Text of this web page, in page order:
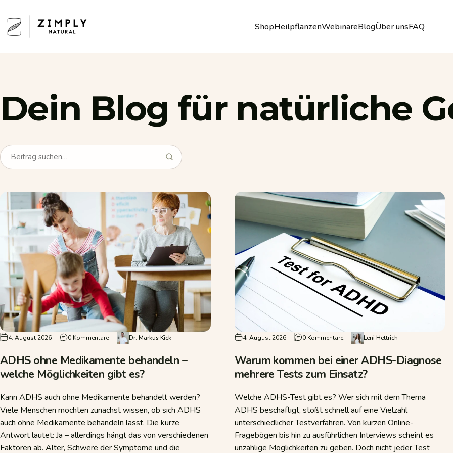
Zimply Natural ShopHeilpflanzenWebinareBlogÜber unsFAQ
Dein Blog für natürliche
4. August 2026 0 Kommentarezu ADHS ohne Medikamente behandeln – welche Möglichkeiten gibt es?
Dr. Markus Kick
ADHS ohne Medikamente behandeln –
welche Möglichkeiten gibt es?
Kann ADHS auch ohne Medikamente behandelt werden?
Viele Menschen möchten zunächst wissen, ob sich ADHS
auch ohne Medikamente behandeln lässt. Die kurze
Antwort lautet: Ja – allerdings hängt das von verschiedenen
Faktoren ab. Alter, Schwere der Symptome und die
4. August 2026 0 Kommentarezu Warum kommen bei einer ADHS-
Leni Hettrich
Warum kommen bei einer ADHS-Diagnose
mehrere Tests zum Einsatz?
Welche ADHS-Test gibt es? Wer sich mit dem Thema
ADHS beschäftigt, stößt schnell auf eine Vielzahl
unterschiedlicher Testverfahren. Von kurzen Online-
Fragebögen bis hin zu ausführlichen Interviews scheint es
unzählige Möglichkeiten zu geben. Doch nicht jeder Test